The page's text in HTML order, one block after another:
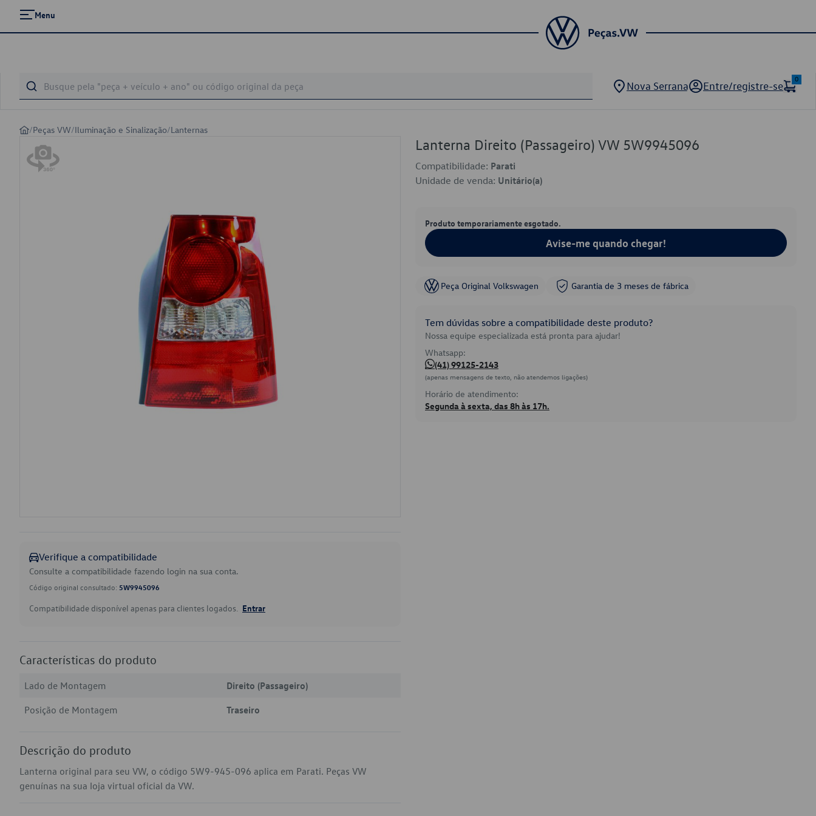
Menu
Nova Serrana Entre/registre-se
0
/Peças VW/Iluminação e Sinalização/Lanternas
Verifique a compatibilidade
Consulte a compatibilidade fazendo login na sua conta.
Código original consultado: 5W9945096
Compatibilidade disponível apenas para clientes logados. Entrar
Características do produto
Lado de Montagem
Direito (Passageiro)
Posição de Montagem
Traseiro
Descrição do produto
Lanterna original para seu VW, o código 5W9-945-096 aplica em Parati. Peças VW
genuínas na sua loja virtual oficial da VW.
Lanterna Direito (Passageiro) VW 5W9945096
Compatibilidade: Parati
Unidade de venda: Unitário(a)
Produto temporariamente esgotado.
Avise-me quando chegar!
Peça Original Volkswagen Garantia de 3 meses de fábrica
Tem dúvidas sobre a compatibilidade deste produto?
Nossa equipe especializada está pronta para ajudar!
Whatsapp:
(41) 99125-2143
(apenas mensagens de texto, não atendemos ligações)
Horário de atendimento:
Segunda à sexta, das 8h às 17h.